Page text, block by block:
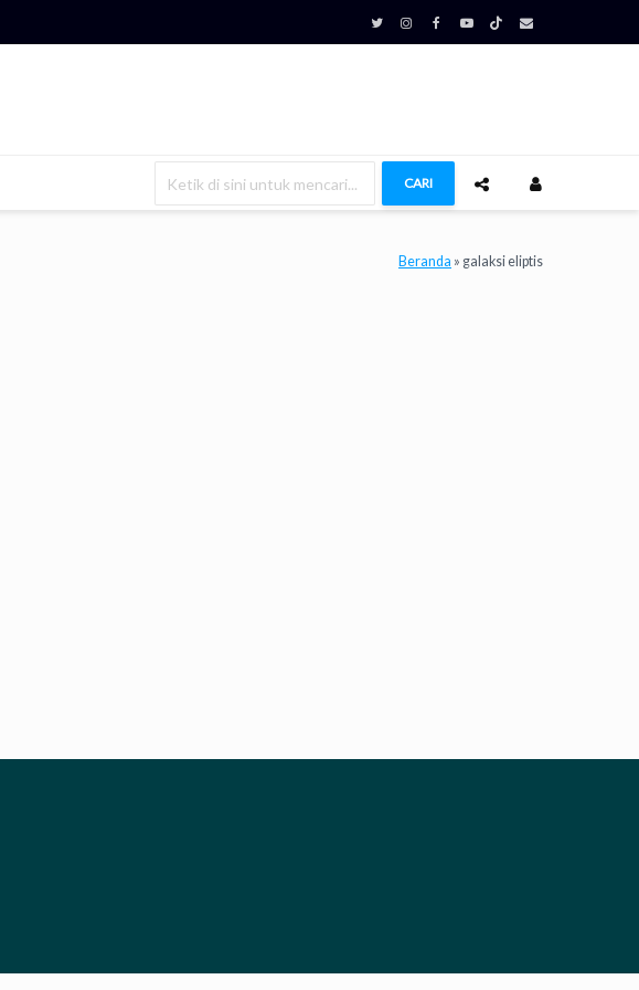
CARI
Beranda » galaksi eliptis